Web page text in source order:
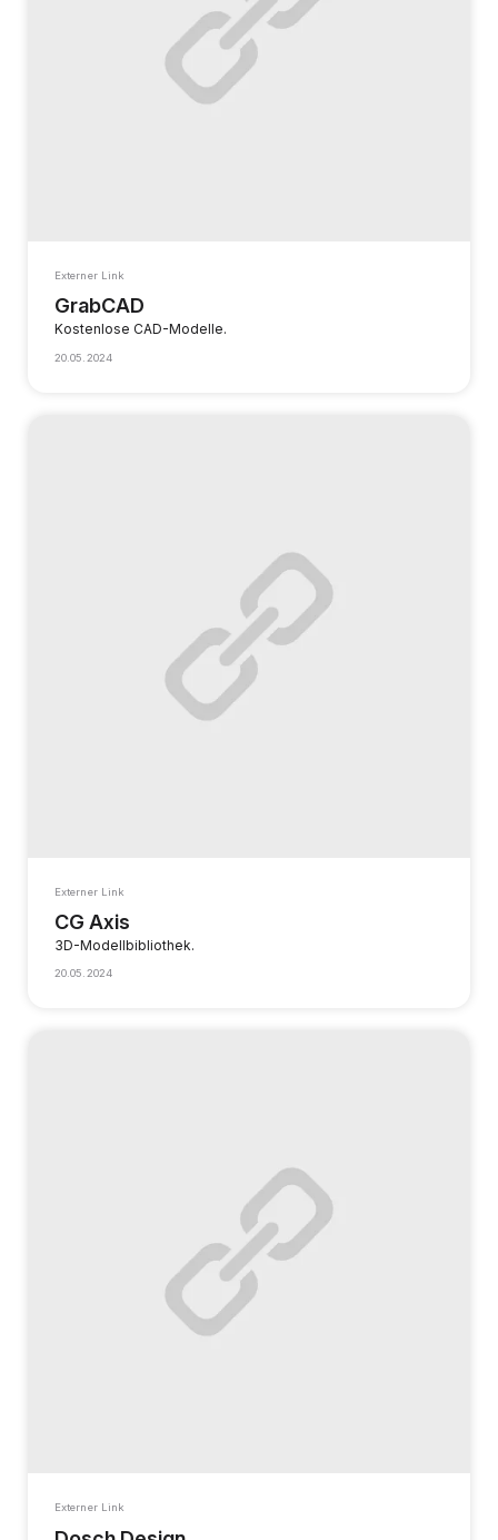
Externer Link
GrabCAD
Kostenlose CAD-Modelle.
20.05.2024
Externer Link
CG Axis
3D-Modellbibliothek.
20.05.2024
Externer Link